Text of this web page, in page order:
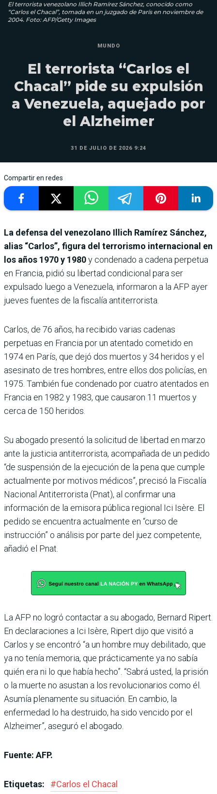
El terrorista venezolano Illich Ramírez Sánchez, conocido como
“Carlos el Chacal”, tomada en un juzgado de París en noviembre de
2004. Foto: AFP/Getty Images
MUNDO
El terrorista “Carlos el
Chacal” pide su expulsión
a Venezuela, aquejado por
el Alzheimer
31 DE JULIO DE 2026 9:24
Compartir en redes
La defensa del venezolano Illich Ramírez Sánchez,
alias “Carlos”, figura del terrorismo internacional en
los años 1970 y 1980y condenado a cadena perpetua
en Francia, pidió su libertad condicional para ser
expulsado luego a Venezuela, informaron a la AFP ayer
jueves fuentes de la fiscalía antiterrorista.
Carlos, de 76 años, ha recibido varias cadenas
perpetuas en Francia por un atentado cometido en
1974 en París, que dejó dos muertos y 34 heridos y el
asesinato de tres hombres, entre ellos dos policías, en
1975. También fue condenado por cuatro atentados en
Francia en 1982 y 1983, que causaron 11 muertos y
cerca de 150 heridos.
Su abogado presentó la solicitud de libertad en marzo
ante la justicia antiterrorista, acompañada de un pedido
“de suspensión de la ejecución de la pena que cumple
actualmente por motivos médicos”, precisó la Fiscalía
Nacional Antiterrorista (Pnat), al confirmar una
información de la emisora pública regional Ici Isère. El
pedido se encuentra actualmente en “curso de
instrucción” o análisis por parte del juez competente,
añadió el Pnat.
La AFP no logró contactar a su abogado, Bernard Ripert.
En declaraciones a Ici Isère, Ripert dijo que visitó a
Carlos y se encontró “a un hombre muy debilitado, que
ya no tenía memoria, que prácticamente ya no sabía
quién era ni lo que había hecho”. “Sabrá usted, la prisión
o la muerte no asustan a los revolucionarios como él.
Asumía plenamente su situación. En cambio, la
enfermedad lo ha destruido, ha sido vencido por el
Alzheimer”, aseguró el abogado.
Fuente: AFP.
Etiquetas: #Carlos el Chacal